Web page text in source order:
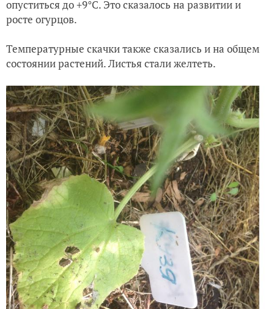
опуститься до +9°С. Это сказалось на развитии и
росте огурцов.
Температурные скачки также сказались и на общем
состоянии растений. Листья стали желтеть.